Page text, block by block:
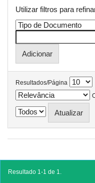
Utilizar filtros para
Resultados/Página
Resultado 1-1 de 1.